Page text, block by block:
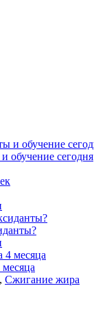
обучение сегодня
, Сжигание жира